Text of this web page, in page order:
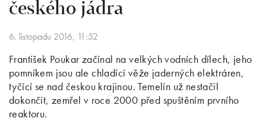
českého jádra
6. listopadu 2016, 11:52
František Poukar začínal na velkých vodních dílech, jeho
pomníkem jsou ale chladící věže jaderných elektráren,
tyčící se nad českou krajinou. Temelín už nestačil
dokončit, zemřel v roce 2000 před spuštěním prvního
reaktoru.